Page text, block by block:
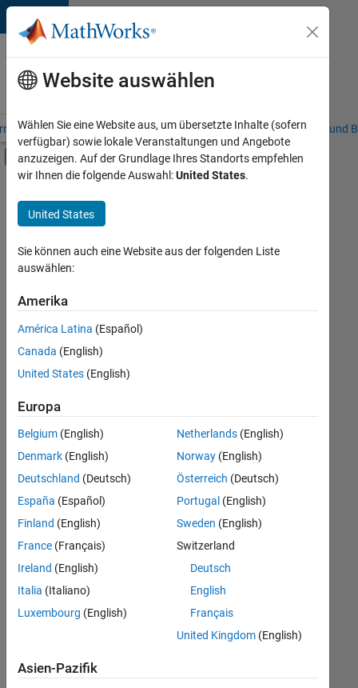
Weiter zum Inhalt
Karriere
bei
MathWorks
– Übersicht Stellensuche Niederlassungen Studierende und
Umschaltung für Off-Canvas-
Hauptinhalt
Product Development
Quality Engineering
User Experience
+2
Derzeit
es
keine
offenen
Stellen,
Ihren
Suchkriterien
entsprechen.
können
die
Suchkriterien
weiter
fassen
oder
alle
Stellenangebote
anzeigen .
noch
Website auswählen
Wählen Sie eine Website aus, um übersetzte Inhalte (sofern
verfügbar) sowie lokale Veranstaltungen und Angebote
anzuzeigen. Auf der Grundlage Ihres Standorts empfehlen
wir Ihnen die folgende Auswahl:United States.
United States
Sie können auch eine Website aus der folgenden Liste
auswählen:
Amerika
América Latina (Español)
Canada (English)
United States (English)
Europa
Belgium (English)
Denmark (English)
Deutschland (Deutsch)
España (Español)
Finland (English)
France (Français)
Ireland (English)
Italia (Italiano)
Luxembourg (English)
Netherlands(English)
Norway(English)
Österreich (Deutsch)
Portugal (English)
Sweden (English)
Switzerland
Deutsch
English
Français
United Kingdom(English)
Asien-Pazifik